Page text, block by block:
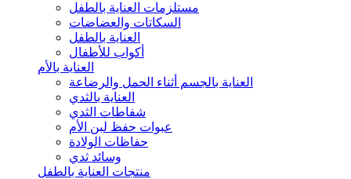
مستلزمات العناية بالطفل
السكاتات والعضاضات
العناية بالطفل
أكواب للأطفال
العناية بالأم
العناية بالجسم أثناء الحمل والرضاعة
العناية بالثدي
شفاطات الثدي
عبوات حفظ لبن الأم
حفاظات الولادة
وسائد ثدي
منتجات العناية بالطفل